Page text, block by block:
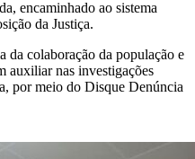
encaminhado ao sistema
da Justiça.
colaboração da população e
auxiliar nas investigações
por meio do Disque Denúncia